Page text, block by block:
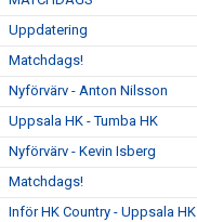
Uppdatering
Matchdags!
Nyförvärv - Anton Nilsson
Uppsala HK - Tumba HK
Nyförvärv - Kevin Isberg
Matchdags!
Inför HK Country - Uppsala HK